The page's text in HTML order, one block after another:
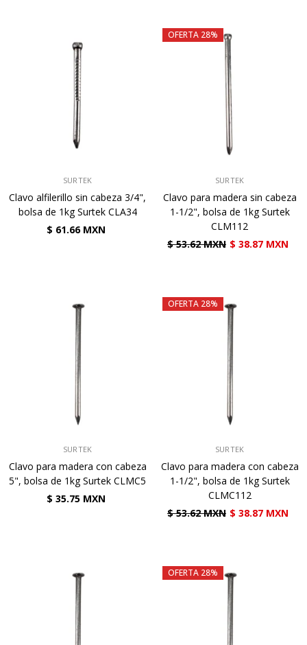
SURTEK
Clavo alfilerillo sin cabeza 3/4",
bolsa de 1kg Surtek CLA34
$ 61.66 MXN
OFERTA 28%
SURTEK
Clavo para madera sin cabeza
1-1/2", bolsa de 1kg Surtek
CLM112
$ 53.62 MXN $ 38.87 MXN
SURTEK
Clavo para madera con cabeza
5", bolsa de 1kg Surtek CLMC5
$ 35.75 MXN
OFERTA 28%
SURTEK
Clavo para madera con cabeza
1-1/2", bolsa de 1kg Surtek
CLMC112
$ 53.62 MXN $ 38.87 MXN
OFERTA 28%